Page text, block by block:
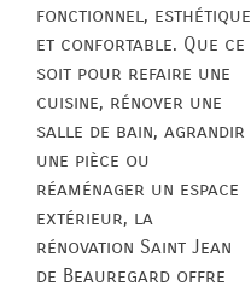
fonctionnel, esthétique
et confortable. Que ce
soit pour refaire une
cuisine, rénover une
salle de bain, agrandir
une pièce ou
réaménager un espace
extérieur, la
rénovation Saint Jean
de Beauregard offre